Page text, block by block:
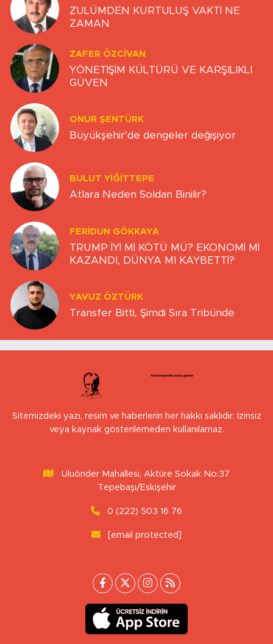
ZULÜMDEN KURTULUŞ VAKTİ NE
ZAMAN
ZAFER ÖZCIVAN
YÖNETİŞİM KÜLTÜRÜ VE KARŞILIKLI
GÜVEN
ONUR ŞENTÜRK
Büyükşehir’de dengeler değişiyor
BULUT YİĞİTTEPE
Atlara Neden Soldan Binilir?
FERIDUN GÖKKAYA
TRUMP İYİ Mİ KÖTÜ MÜ? EKONOMİ Mİ
KAZANDI, DÜNYA MI KAYBETTİ?
YAVUZ ÖZTÜRK
Transfer Bitti, Şimdi Sıra Tribünde
Sitemizdeki yazı, resim ve haberlerin her hakkı saklıdır. İzinsiz
veya kaynak gösterilemeden kullanılamaz.
Uluönder Mahallesi, Aktüre Sokak No:37
Tepebaşı/Eskişehir
0 (222) 503 16 76
[email protected]